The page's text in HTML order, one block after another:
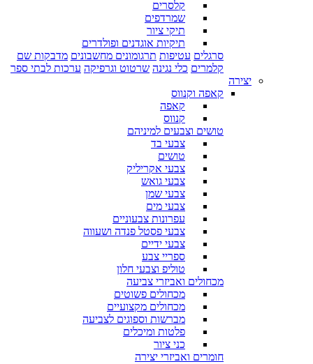
קלסרים
שמרדפים
תיקי ציור
תיקיות אוגדנים ופולדרים
סרגלים עטיפות תרגומונים מחשבונים מדבקות שם
קלמרים כלי נגינה שרטוט וגרפיקה ערכות לבתי ספר
יצירה
קאפה וקנווס
קאפה
קנווס
טושים וצבעים למיניהם
צבעי בד
טושים
צבעי אקריליק
צבעי גואש
צבעי שמן
צבעי מים
עפרונות צבעוניים
צבעי פסטל פנדה ושעווה
צבעי ידיים
ספריי צבע
טוליפ וצבעי חלון
מכחולים ואביזרי צביעה
מכחולים פשוטים
מכחולים מקצועיים
מברשות וספוגים לצביעה
פלטות ומיכלים
כני ציור
חומרים ואביזרי יצירה